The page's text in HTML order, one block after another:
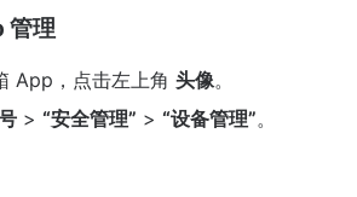
管理
App，点击左上角 头像。
​ > “安全管理” ​ > “设备管理”。